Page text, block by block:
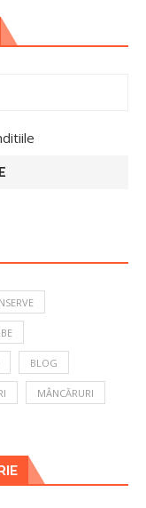
BLOG
MÂNCĂRURI